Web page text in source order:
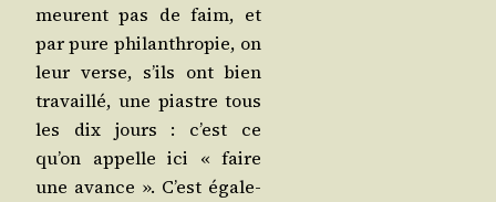
meurent pas de faim, et
par pure phi­lan­thro­pie, on
leur verse, s’ils ont bien
tra­vaillé, une piastre tous
les dix jours : c’est ce
qu’on appelle ici « faire
une avance ». C’est éga­le­